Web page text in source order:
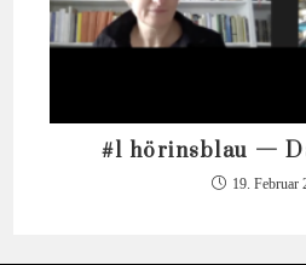
#1 hörinsblau —
19. Februar